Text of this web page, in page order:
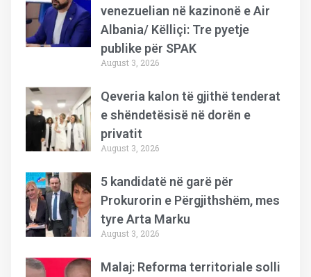
venezuelian në kazinonë e Air
Albania/ Këlliçi: Tre pyetje
publike për SPAK
August 3, 2026
Qeveria kalon të gjithë tenderat
e shëndetësisë në dorën e
privatit
August 3, 2026
5 kandidatë në garë për
Prokurorin e Përgjithshëm, mes
tyre Arta Marku
August 3, 2026
Malaj: Reforma territoriale solli